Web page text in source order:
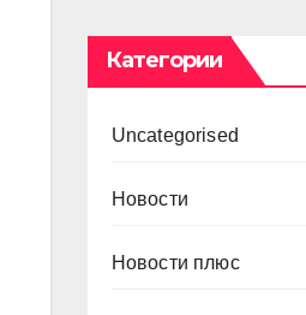
Категории
Uncategorised
Новости
Новости плюс